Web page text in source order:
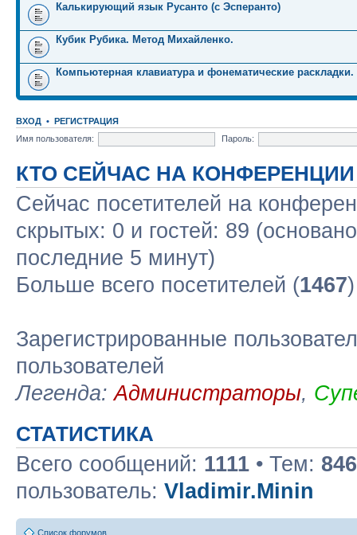
Калькирующий язык Русанто (с Эсперанто)
Кубик Рубика. Метод Михайленко.
Компьютерная клавиатура и фонематические раскладки.
ВХОД • РЕГИСТРАЦИЯ
Имя пользователя:
Пароль:
КТО СЕЙЧАС НА КОНФЕРЕНЦИИ
Сейчас посетителей на
скрытых: 0 и гостей: 89
последние 5 минут)
Больше всего посетителей (1467
Зарегистрированные
пользователей
Легенда:Администраторы,
СТАТИСТИКА
Всего сообщений: 1111 • Тем: 846
пользователь: Vladimir.Minin
Список форумов